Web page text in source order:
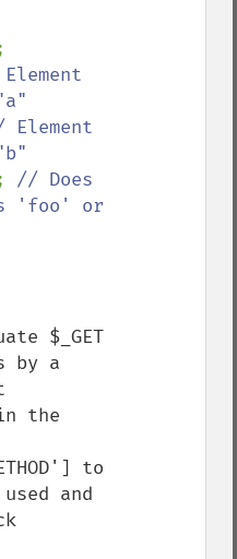
Element
// Does
'foo' or
$_GET
by a
the
to
and